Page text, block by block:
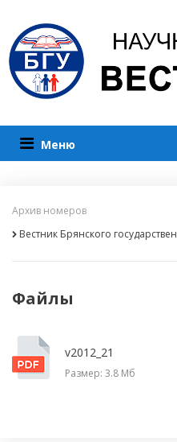
Меню
Архив номеров
Вестник Брянского
Файлы
v2012_21
Размер: 3.8 Мб